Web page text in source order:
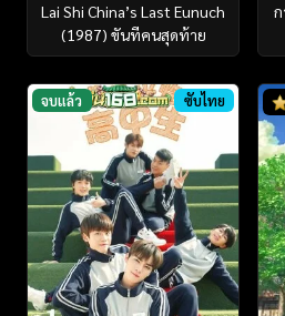
Lai Shi China’s Last Eunuch
(1987) ขันทีคนสุดท้าย
จบแล้ว ซับไทย